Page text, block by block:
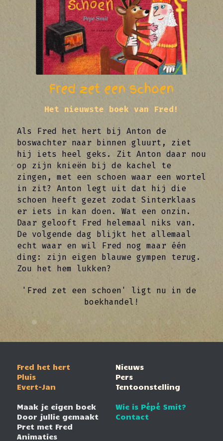
Fred zet een schoen
Het nieuwste boek van Fred!
Als Fred het hert bij Anton de
boswachter naar binnen gluurt, ziet
hij iets heel geks. Zit Anton daar nou
op zijn knieën bij de kachel te
zingen, met een schoen waar een wortel
in zit? Anton legt uit dat hij die
schoen heeft gezet zodat Sinterklaas
er iets in kan doen. Wat een onzin.
Daar gelooft Fred helemaal niks van.
De volgende dag blijkt het allemaal
echt waar en wil Fred nog maar één
ding: zijn eigen blauwe gympen terug.
Zou het hem lukken?
'Fred zet een schoen' ligt nu in de
boekhandel!
Fred het hert
Pluis
Evert-Jan
Maak je eigen boek
Door jullie gemaakt
Pret met Fred
Animaties
Nieuws
Pers
Tentoonstelling
Wie is Pépé Smit?
Contact